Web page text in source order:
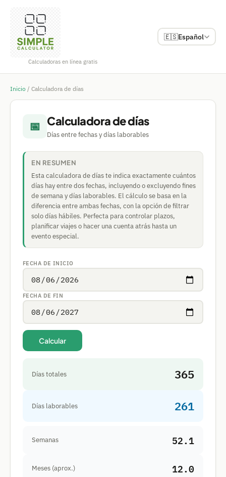
Calculadoras en línea gratis
🇪🇸Español
Inicio / Calculadora de días
📅 Calculadora de días
Días entre fechas y días laborables
EN RESUMEN
Esta calculadora de días te indica exactamente cuántos
días hay entre dos fechas, incluyendo o excluyendo fines
de semana y días laborables. El cálculo se basa en la
diferencia entre ambas fechas, con la opción de filtrar
solo días hábiles. Perfecta para controlar plazos,
planificar viajes o hacer una cuenta atrás hasta un
evento especial.
FECHA DE INICIO
FECHA DE FIN
Calcular
Días totales 365
Días laborables 261
Semanas 52.1
Meses (aprox.) 12.0